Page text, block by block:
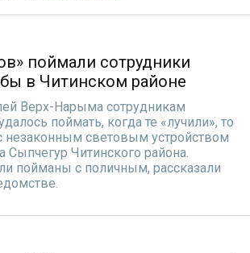
поймали сотрудники
в Читинском районе
Верх-Нарыма сотрудникам
поймать, когда те «лучили», то
незаконным световым устройством
Сыпчегур Читинского района.
пойманы с поличным, рассказали